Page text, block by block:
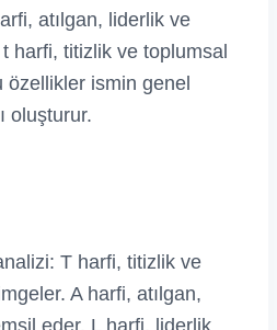
atılgan, liderlik ve
harfi, titizlik ve toplumsal
özellikler ismin genel
oluşturur.
T harfi, titizlik ve
A harfi, atılgan,
eder. L harfi, liderlik